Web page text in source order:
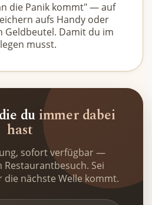
die Panik kommt" — auf
aufs Handy oder
Geldbeutel. Damit du im
musst.
du immer dabei
hast
sofort verfügbar —
Restaurantbesuch. Sei
nächste Welle kommt.